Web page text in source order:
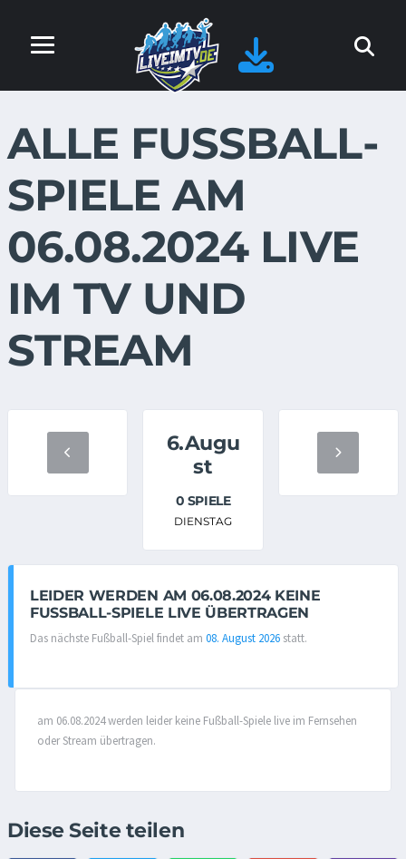
ALLE FUSSBALL-S
PIELE AM 0
6.08.2024 LIVE I
M TV UND S
TREAM
6.Augu
st
0 SPIELE
DIENSTAG
LEIDER WERDEN AM 06.08.2024 KEINE
FUSSBALL-SPIELE LIVE ÜBERTRAGEN
Das nächste Fußball-Spiel findet am 08. August 2026 statt.
am 06.08.2024 werden leider keine Fußball-Spiele live im Fernsehen
oder Stream übertragen.
Diese Seite teilen